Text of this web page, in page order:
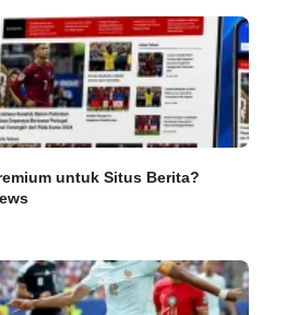
untuk Situs Berita?